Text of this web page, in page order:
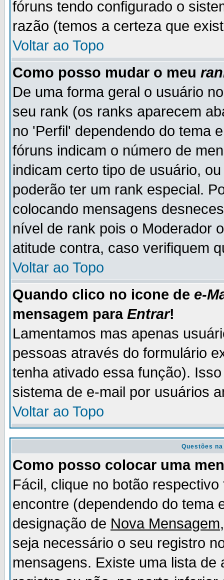
fóruns tendo configurado o
razão (temos a certeza que
Voltar ao Topo
Como posso mudar o meu
De uma forma geral o usuário
seu rank (os ranks aparecem
no 'Perfil' dependendo do tema
fóruns indicam o número de
indicam certo tipo de usuário,
poderão ter um rank especial.
colocando mensagens
nível de rank pois o Moderador
atitude contra, caso verifiquem
Voltar ao Topo
Quando clico no icone de e-
mensagem para Entrar!
Lamentamos mas apenas
pessoas através do formulário
tenha ativado essa função).
sistema de e-mail por usuários
Voltar ao Topo
Questões
Como posso colocar uma
Fácil, clique no botão
encontre (dependendo do tema
designação de Nova Mensagem
seja necessário o seu registro
mensagens. Existe uma lista